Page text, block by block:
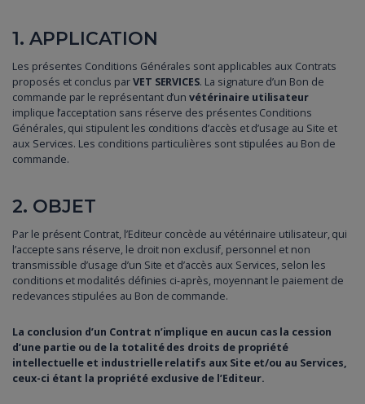
1. APPLICATION
Les présentes Conditions Générales sont applicables aux Contrats
proposés et conclus parVET SERVICES. La signature d’un Bon de
commande par le représentant d’unvétérinaire utilisateur
implique l’acceptation sans réserve des présentes Conditions
Générales, qui stipulent les conditions d’accès et d’usage au Site et
aux Services. Les conditions particulières sont stipulées au Bon de
commande.
2. OBJET
Par le présent Contrat, l’Editeur concède au vétérinaire utilisateur, qui
l’accepte sans réserve, le droit non exclusif, personnel et non
transmissible d’usage d’un Site et d’accès aux Services, selon les
conditions et modalités définies ci-après, moyennant le paiement de
redevances stipulées au Bon de commande.
La conclusion d’un Contrat n’implique en aucun cas la cession
d’une partie ou de la totalité des droits de propriété
intellectuelle et industrielle relatifs aux Site et/ou au Services,
ceux-ci étant la propriété exclusive de l’Editeur.